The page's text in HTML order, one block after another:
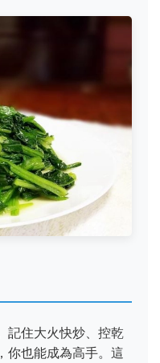
記住大火快炒、控乾
你也能成為高手。這